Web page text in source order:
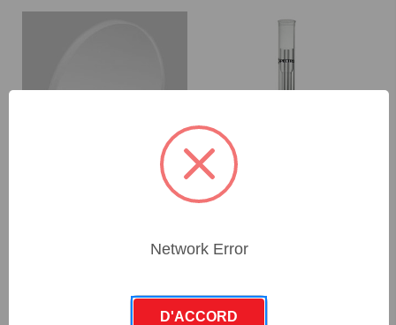
connaître les tarifs
SKU : 48205080
connaître les tarifs
Network Error
D'ACCORD